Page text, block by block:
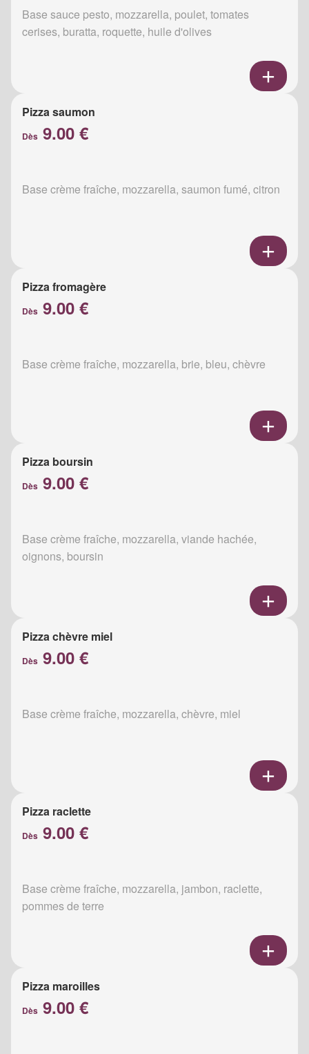
Base sauce pesto, mozzarella, poulet, tomates
cerises, buratta, roquette, huile d'olives
Pizza saumon
Dès 9.00 €
Base crème fraîche, mozzarella, saumon fumé, citron
Pizza fromagère
Dès 9.00 €
Base crème fraîche, mozzarella, brie, bleu, chèvre
Pizza boursin
Dès 9.00 €
Base crème fraîche, mozzarella, viande hachée,
oignons, boursin
Pizza chèvre miel
Dès 9.00 €
Base crème fraîche, mozzarella, chèvre, miel
Pizza raclette
Dès 9.00 €
Base crème fraîche, mozzarella, jambon, raclette,
pommes de terre
Pizza maroilles
Dès 9.00 €